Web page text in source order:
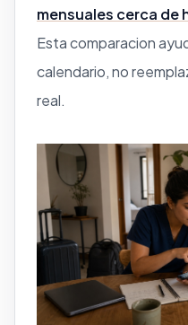
mensuales cerca de
Esta comparacion
calendario, no
real.